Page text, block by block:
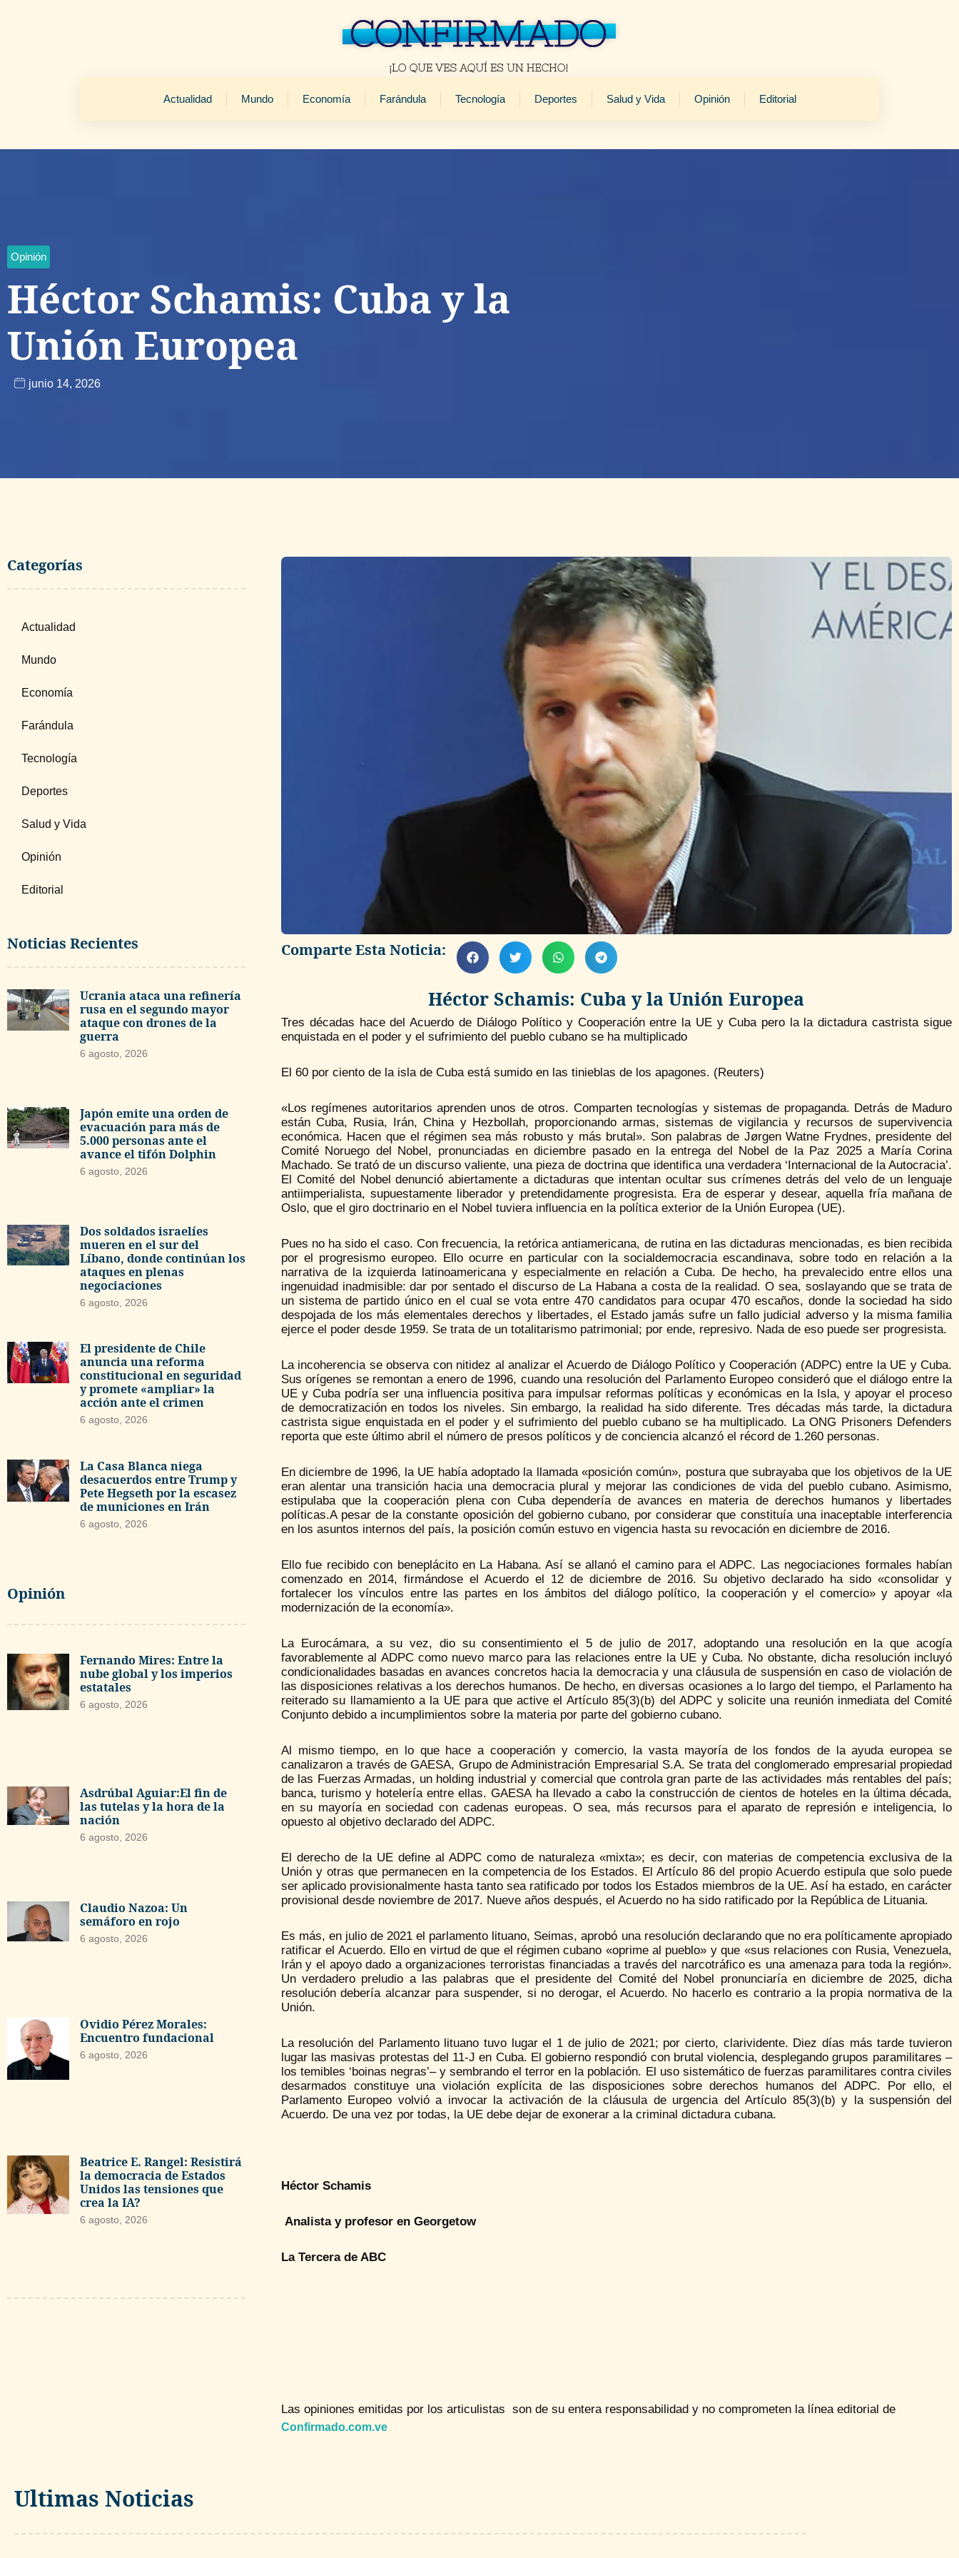
Actualidad Mundo Economía Farándula Tecnología Deportes Salud y Vida Opinión Editorial
Opinión
Héctor Schamis: Cuba y la
Unión Europea
junio 14, 2026
Categorías
Actualidad
Mundo
Economía
Farándula
Tecnología
Deportes
Salud y Vida
Opinión
Editorial
Noticias Recientes
Ucrania ataca una refinería
rusa en el segundo mayor
ataque con drones de la
guerra
6 agosto, 2026
Japón emite una orden de
evacuación para más de
5.000 personas ante el
avance el tifón Dolphin
6 agosto, 2026
Dos soldados israelíes
mueren en el sur del
Líbano, donde continúan los
ataques en plenas
negociaciones
6 agosto, 2026
El presidente de Chile
anuncia una reforma
constitucional en seguridad
y promete «ampliar» la
acción ante el crimen
6 agosto, 2026
La Casa Blanca niega
desacuerdos entre Trump y
Pete Hegseth por la escasez
de municiones en Irán
6 agosto, 2026
Opinión
Fernando Mires: Entre la
nube global y los imperios
estatales
6 agosto, 2026
Asdrúbal Aguiar:El fin de
las tutelas y la hora de la
nación
6 agosto, 2026
Claudio Nazoa: Un
semáforo en rojo
6 agosto, 2026
Ovidio Pérez Morales:
Encuentro fundacional
6 agosto, 2026
Beatrice E. Rangel: Resistirá
la democracia de Estados
Unidos las tensiones que
crea la IA?
6 agosto, 2026
Comparte Esta Noticia:
Héctor Schamis: Cuba y la Unión Europea
Tres décadas hace del Acuerdo de Diálogo Político y Cooperación entre la UE y Cuba pero la la dictadura castrista sigue
enquistada en el poder y el sufrimiento del pueblo cubano se ha multiplicado
El 60 por ciento de la isla de Cuba está sumido en las tinieblas de los apagones. (Reuters)
«Los regímenes autoritarios aprenden unos de otros. Comparten tecnologías y sistemas de propaganda. Detrás de Maduro
están Cuba, Rusia, Irán, China y Hezbollah, proporcionando armas, sistemas de vigilancia y recursos de supervivencia
económica. Hacen que el régimen sea más robusto y más brutal». Son palabras de Jørgen Watne Frydnes, presidente del
Comité Noruego del Nobel, pronunciadas en diciembre pasado en la entrega del Nobel de la Paz 2025 a María Corina
Machado. Se trató de un discurso valiente, una pieza de doctrina que identifica una verdadera ‘Internacional de la Autocracia’.
El Comité del Nobel denunció abiertamente a dictaduras que intentan ocultar sus crímenes detrás del velo de un lenguaje
antiimperialista, supuestamente liberador y pretendidamente progresista. Era de esperar y desear, aquella fría mañana de
Oslo, que el giro doctrinario en el Nobel tuviera influencia en la política exterior de la Unión Europea (UE).
Pues no ha sido el caso. Con frecuencia, la retórica antiamericana, de rutina en las dictaduras mencionadas, es bien recibida
por el progresismo europeo. Ello ocurre en particular con la socialdemocracia escandinava, sobre todo en relación a la
narrativa de la izquierda latinoamericana y especialmente en relación a Cuba. De hecho, ha prevalecido entre ellos una
ingenuidad inadmisible: dar por sentado el discurso de La Habana a costa de la realidad. O sea, soslayando que se trata de
un sistema de partido único en el cual se vota entre 470 candidatos para ocupar 470 escaños, donde la sociedad ha sido
despojada de los más elementales derechos y libertades, el Estado jamás sufre un fallo judicial adverso y la misma familia
ejerce el poder desde 1959. Se trata de un totalitarismo patrimonial; por ende, represivo. Nada de eso puede ser progresista.
La incoherencia se observa con nitidez al analizar el Acuerdo de Diálogo Político y Cooperación (ADPC) entre la UE y Cuba.
Sus orígenes se remontan a enero de 1996, cuando una resolución del Parlamento Europeo consideró que el diálogo entre la
UE y Cuba podría ser una influencia positiva para impulsar reformas políticas y económicas en la Isla, y apoyar el proceso
de democratización en todos los niveles. Sin embargo, la realidad ha sido diferente. Tres décadas más tarde, la dictadura
castrista sigue enquistada en el poder y el sufrimiento del pueblo cubano se ha multiplicado. La ONG Prisoners Defenders
reporta que este último abril el número de presos políticos y de conciencia alcanzó el récord de 1.260 personas.
En diciembre de 1996, la UE había adoptado la llamada «posición común», postura que subrayaba que los objetivos de la UE
eran alentar una transición hacia una democracia plural y mejorar las condiciones de vida del pueblo cubano. Asimismo,
estipulaba que la cooperación plena con Cuba dependería de avances en materia de derechos humanos y libertades
políticas.A pesar de la constante oposición del gobierno cubano, por considerar que constituía una inaceptable interferencia
en los asuntos internos del país, la posición común estuvo en vigencia hasta su revocación en diciembre de 2016.
Ello fue recibido con beneplácito en La Habana. Así se allanó el camino para el ADPC. Las negociaciones formales habían
comenzado en 2014, firmándose el Acuerdo el 12 de diciembre de 2016. Su objetivo declarado ha sido «consolidar y
fortalecer los vínculos entre las partes en los ámbitos del diálogo político, la cooperación y el comercio» y apoyar «la
modernización de la economía».
La Eurocámara, a su vez, dio su consentimiento el 5 de julio de 2017, adoptando una resolución en la que acogía
favorablemente al ADPC como nuevo marco para las relaciones entre la UE y Cuba. No obstante, dicha resolución incluyó
condicionalidades basadas en avances concretos hacia la democracia y una cláusula de suspensión en caso de violación de
las disposiciones relativas a los derechos humanos. De hecho, en diversas ocasiones a lo largo del tiempo, el Parlamento ha
reiterado su llamamiento a la UE para que active el Artículo 85(3)(b) del ADPC y solicite una reunión inmediata del Comité
Conjunto debido a incumplimientos sobre la materia por parte del gobierno cubano.
Al mismo tiempo, en lo que hace a cooperación y comercio, la vasta mayoría de los fondos de la ayuda europea se
canalizaron a través de GAESA, Grupo de Administración Empresarial S.A. Se trata del conglomerado empresarial propiedad
de las Fuerzas Armadas, un holding industrial y comercial que controla gran parte de las actividades más rentables del país;
banca, turismo y hotelería entre ellas. GAESA ha llevado a cabo la construcción de cientos de hoteles en la última década,
en su mayoría en sociedad con cadenas europeas. O sea, más recursos para el aparato de represión e inteligencia, lo
opuesto al objetivo declarado del ADPC.
El derecho de la UE define al ADPC como de naturaleza «mixta»; es decir, con materias de competencia exclusiva de la
Unión y otras que permanecen en la competencia de los Estados. El Artículo 86 del propio Acuerdo estipula que solo puede
ser aplicado provisionalmente hasta tanto sea ratificado por todos los Estados miembros de la UE. Así ha estado, en carácter
provisional desde noviembre de 2017. Nueve años después, el Acuerdo no ha sido ratificado por la República de Lituania.
Es más, en julio de 2021 el parlamento lituano, Seimas, aprobó una resolución declarando que no era políticamente apropiado
ratificar el Acuerdo. Ello en virtud de que el régimen cubano «oprime al pueblo» y que «sus relaciones con Rusia, Venezuela,
Irán y el apoyo dado a organizaciones terroristas financiadas a través del narcotráfico es una amenaza para toda la región».
Un verdadero preludio a las palabras que el presidente del Comité del Nobel pronunciaría en diciembre de 2025, dicha
resolución debería alcanzar para suspender, si no derogar, el Acuerdo. No hacerlo es contrario a la propia normativa de la
Unión.
La resolución del Parlamento lituano tuvo lugar el 1 de julio de 2021; por cierto, clarividente. Diez días más tarde tuvieron
lugar las masivas protestas del 11-J en Cuba. El gobierno respondió con brutal violencia, desplegando grupos paramilitares –
los temibles ‘boinas negras’– y sembrando el terror en la población. El uso sistemático de fuerzas paramilitares contra civiles
desarmados constituye una violación explícita de las disposiciones sobre derechos humanos del ADPC. Por ello, el
Parlamento Europeo volvió a invocar la activación de la cláusula de urgencia del Artículo 85(3)(b) y la suspensión del
Acuerdo. De una vez por todas, la UE debe dejar de exonerar a la criminal dictadura cubana.
Héctor Schamis
Analista y profesor en Georgetow
La Tercera de ABC
Las opiniones emitidas por los articulistas son de su entera responsabilidad y no comprometen la línea editorial de
Confirmado.com.ve
Ultimas Noticias